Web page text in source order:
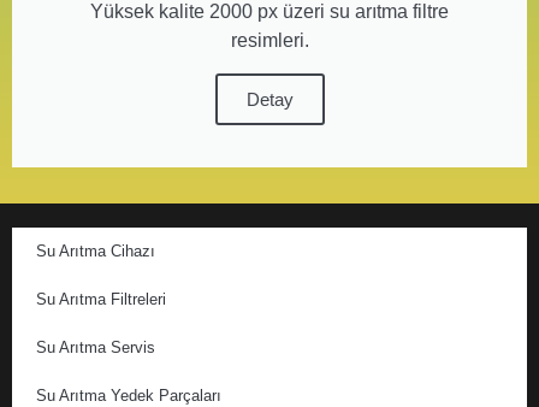
Yüksek kalite 2000 px üzeri su arıtma filtre
resimleri.
Detay
Su Arıtma Cihazı
Su Arıtma Filtreleri
Su Arıtma Servis
Su Arıtma Yedek Parçaları